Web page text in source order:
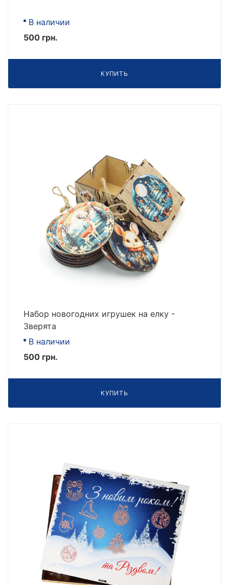
В наличии
500 грн.
КУПИТЬ
Набор новогодних игрушек на елку -
Зверята
В наличии
500 грн.
КУПИТЬ